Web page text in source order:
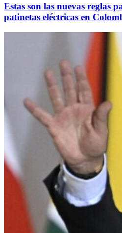
Estas son las nuevas reglas
patinetas eléctricas en